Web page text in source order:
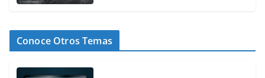
Conoce Otros Temas